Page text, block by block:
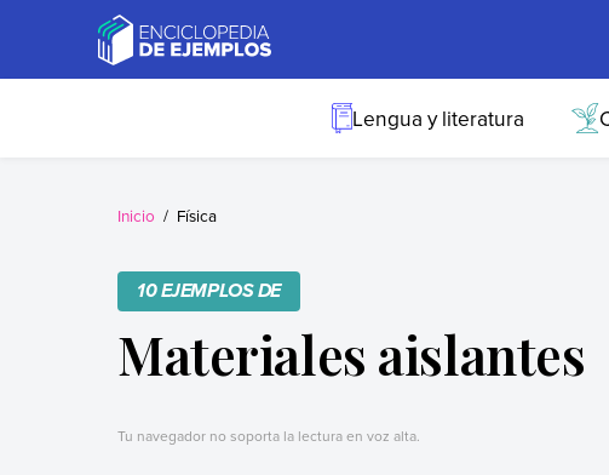
Ejemplos
Necesitas ejemplos.
Lengua y literatura
Inicio Física
10 EJEMPLOS DE
Materiales aislantes
Tu navegador no soporta la lectura en voz alta.